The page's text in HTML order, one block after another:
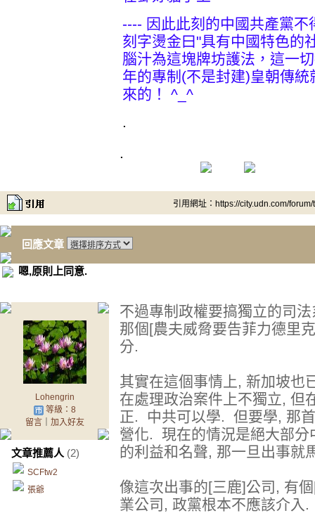
---- 因此此刻的中國共產黨
刻字燙金曰"具有中國特色的
腦汁為這塊牌坊護法，這一
年的專制(不是封建)皇朝傳
來的！ ^_^
.
.
引用網址：https://city.udn.com/
回應文章
嗯,原則上同意.
Lohengrin
等級：8
留言｜ 加入好友
文章推薦人 (2)
SCFtw2
張爺
不過專制政權要搞獨立的司
那個[農夫威脅要告菲力德里
分.
其實在這個事情上, 新加坡也
在處理政治案件上不獨立, 但
正. 中共可以學. 但要學, 那
營化. 現在的情況是絕大部分
的利益和名聲, 那一旦出事就
像這次出事的[三鹿]公司, 有
業公司, 政黨根本不應該介入